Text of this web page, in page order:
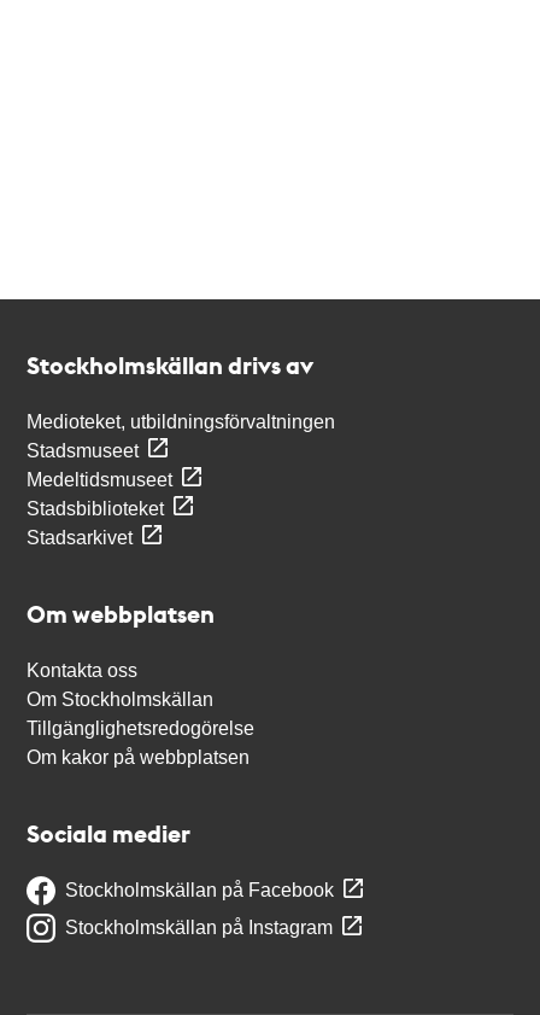
Stockholmskällan drivs av
Medioteket, utbildningsförvaltningen
Stadsmuseet
Medeltidsmuseet
Stadsbiblioteket
Stadsarkivet
Om webbplatsen
Kontakta oss
Om Stockholmskällan
Tillgänglighetsredogörelse
Om kakor på webbplatsen
Sociala medier
Stockholmskällan på Facebook
Stockholmskällan på Instagram